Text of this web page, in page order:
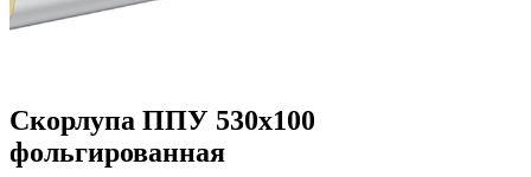
Скорлупа ППУ 530х100
фольгированная